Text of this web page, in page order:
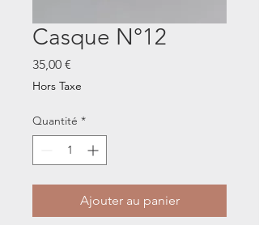
Casque N°12
35,00 €
Hors Taxe
Quantité *
Ajouter au panier